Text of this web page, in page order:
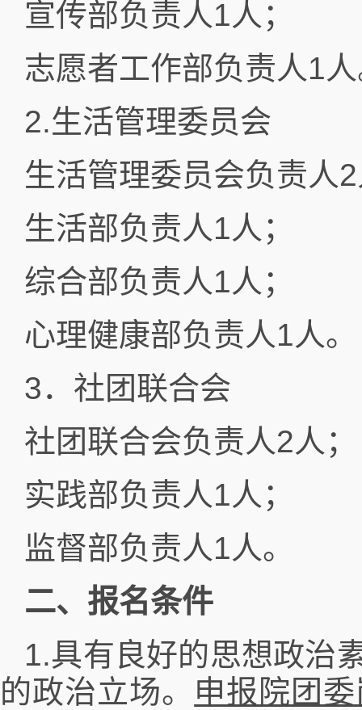
宣传部负责人1人；
志愿者工作部负责人1
2.生活管理委员会
生活管理委员会负责人
生活部负责人1人；
综合部负责人1人；
心理健康部负责人1人。
3．社团联合会
社团联合会负责人2人；
实践部负责人1人；
监督部负责人1人。
二、报名条件
1.具有良好的思想政治
的政治立场。 申报院团